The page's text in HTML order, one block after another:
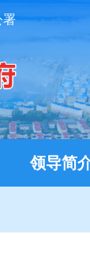
署
领导简